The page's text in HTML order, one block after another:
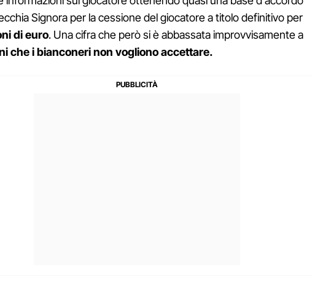
Signora per la cessione del giocatore a titolo definitivo per
di euro. Una cifra che però si è abbassata improvvisamente a
che i bianconeri non vogliono accettare.